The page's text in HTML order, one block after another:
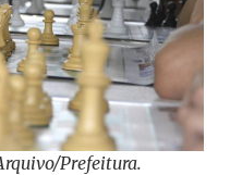
Prefeitura.